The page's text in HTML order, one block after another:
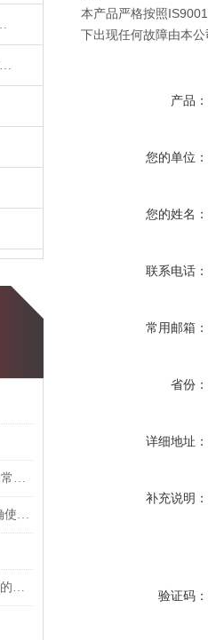
简述EKS97-200WLED防爆灯的常见故障相应解决方法
控制电机防爆磁力启动器的正确使用建议
BBJ防爆声光报警器为工作环境的安全提供了重要保障
本产品严格按照
下出现任何故障由本
产品：
您的单位：
您的姓名：
联系电话：
常用邮箱：
省份：
详细地址：
补充说明：
验证码：